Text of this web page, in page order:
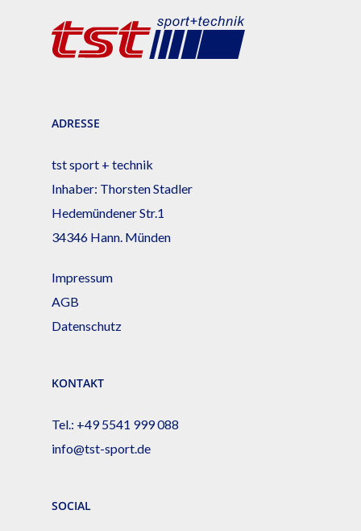
ADRESSE
tst sport + technik
Inhaber: Thorsten Stadler
Hedemündener Str.1
34346 Hann. Münden
Impressum
AGB
Datenschutz
KONTAKT
Tel.: +49 5541 999 088
info@tst-sport.de
SOCIAL